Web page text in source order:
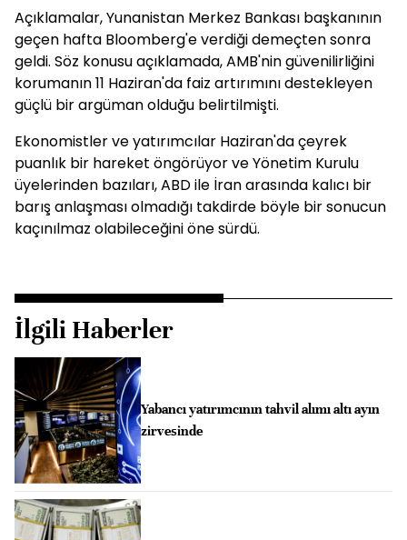
Açıklamalar, Yunanistan Merkez Bankası başkanının
geçen hafta Bloomberg'e verdiği demeçten sonra
geldi. Söz konusu açıklamada, AMB'nin güvenilirliğini
korumanın 11 Haziran'da faiz artırımını destekleyen
güçlü bir argüman olduğu belirtilmişti.
Ekonomistler ve yatırımcılar Haziran'da çeyrek
puanlık bir hareket öngörüyor ve Yönetim Kurulu
üyelerinden bazıları, ABD ile İran arasında kalıcı bir
barış anlaşması olmadığı takdirde böyle bir sonucun
kaçınılmaz olabileceğini öne sürdü.
İlgili Haberler
Yabancı yatırımcının tahvil alımı altı ayın
zirvesinde